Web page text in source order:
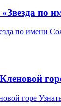
по
по имени
горе